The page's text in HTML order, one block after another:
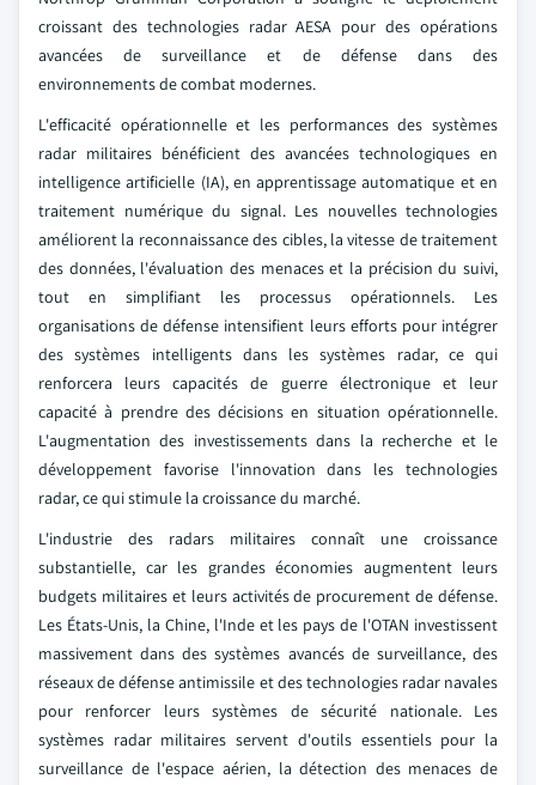
croissant des technologies radar AESA pour des opérations
avancées de surveillance et de défense dans des
environnements de combat modernes.
L'efficacité opérationnelle et les performances des systèmes
radar militaires bénéficient des avancées technologiques en
intelligence artificielle (IA), en apprentissage automatique et en
traitement numérique du signal. Les nouvelles technologies
améliorent la reconnaissance des cibles, la vitesse de traitement
des données, l'évaluation des menaces et la précision du suivi,
tout en simplifiant les processus opérationnels. Les
organisations de défense intensifient leurs efforts pour intégrer
des systèmes intelligents dans les systèmes radar, ce qui
renforcera leurs capacités de guerre électronique et leur
capacité à prendre des décisions en situation opérationnelle.
L'augmentation des investissements dans la recherche et le
développement favorise l'innovation dans les technologies
radar, ce qui stimule la croissance du marché.
L'industrie des radars militaires connaît une croissance
substantielle, car les grandes économies augmentent leurs
budgets militaires et leurs activités de procurement de défense.
Les États-Unis, la Chine, l'Inde et les pays de l'OTAN investissent
massivement dans des systèmes avancés de surveillance, des
réseaux de défense antimissile et des technologies radar navales
pour renforcer leurs systèmes de sécurité nationale. Les
systèmes radar militaires servent d'outils essentiels pour la
surveillance de l'espace aérien, la détection des menaces de